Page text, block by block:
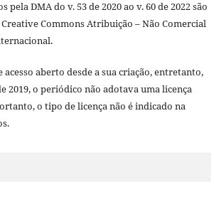
pela DMA do v. 53 de 2020 ao v. 60 de 2022 são
Commons Atribuição – Não Comercial
acesso aberto desde a sua criação, entretanto,
2019, o periódico não adotava uma licença
o tipo de licença não é indicado na